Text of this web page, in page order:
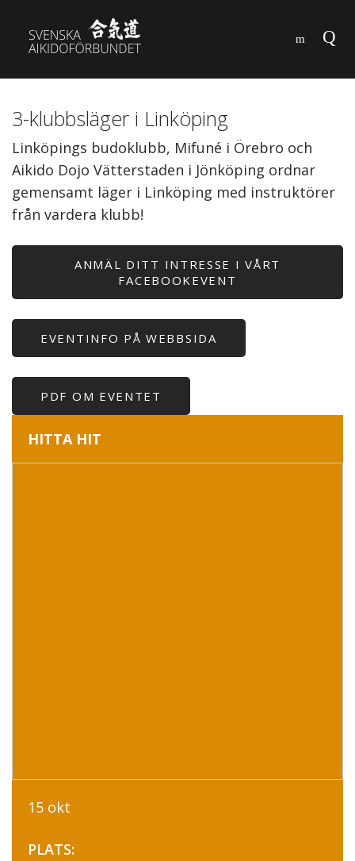
3-klubbsläger i Linköping
Linköpings budoklubb, Mifuné i Örebro och
Aikido Dojo Vätterstaden i Jönköping ordnar
gemensamt läger i Linköping med instruktörer
från vardera klubb!
ANMÄL DITT INTRESSE I VÅRT
FACEBOOKEVENT
EVENTINFO PÅ WEBBSIDA
PDF OM EVENTET
HITTA HIT
15 okt
PLATS: